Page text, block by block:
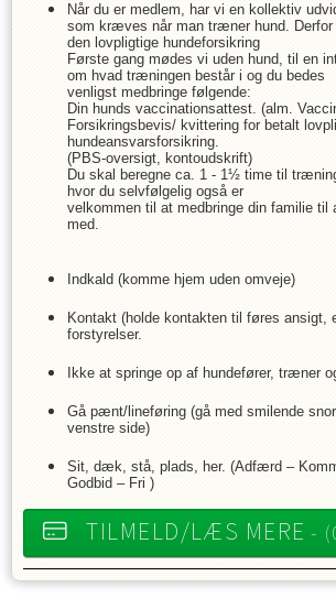
Når du er medlem, har vi en kollektiv
som kræves når man træner hund. Derfor
den lovpligtige hundeforsikring
Første gang mødes vi uden hund, til en
om hvad træningen består i og du bedes
venligst medbringe følgende:
Din hunds vaccinationsattest. (alm.
Forsikringsbevis/ kvittering for betalt
hundeansvarsforsikring.
(PBS-oversigt, kontoudskrift)
Du skal beregne ca. 1 - 1½ time til
hvor du selvfølgelig også er
velkommen til at medbringe din familie til
med.
Indkald (komme hjem uden omveje)
Kontakt (holde kontakten til føres ansigt,
forstyrelser.
Ikke at springe op af hundefører, træner
Gå pænt/lineføring (gå med smilende
venstre side)
Sit, dæk, stå, plads, her. (Adfærd –
Godbid – Fri )
TILMELD/LÆS MERE -